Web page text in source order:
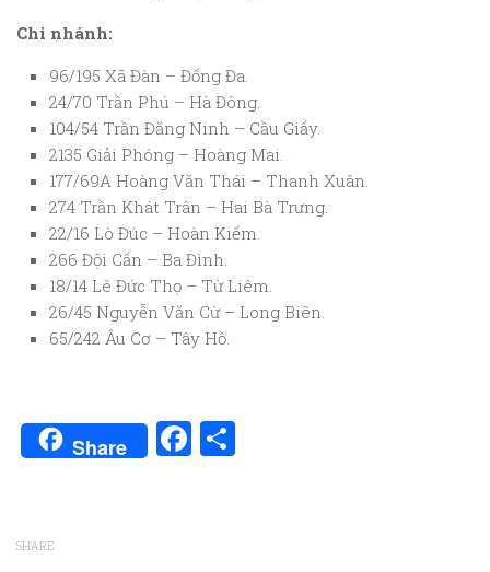
Chi nhánh:
96/195 Xã Đàn – Đống Đa.
24/70 Trần Phú – Hà Đông.
104/54 Trần Đăng Ninh – Cầu Giấy.
2135 Giải Phóng – Hoàng Mai.
177/69A Hoàng Văn Thái – Thanh Xuân.
274 Trần Khát Trân – Hai Bà Trưng.
22/16 Lò Đúc – Hoàn Kiếm.
266 Đội Cấn – Ba Đình.
18/14 Lê Đức Thọ – Từ Liêm.
26/45 Nguyễn Văn Cừ – Long Biên.
65/242 Âu Cơ – Tây Hồ.
Share Facebook
SHARE